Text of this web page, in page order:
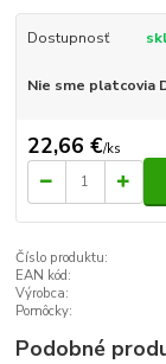
Dostupnosť
Nie sme platcovia
22,66 €/ks
Číslo produktu:
EAN kód:
Výrobca:
Pomôcky:
Podobné